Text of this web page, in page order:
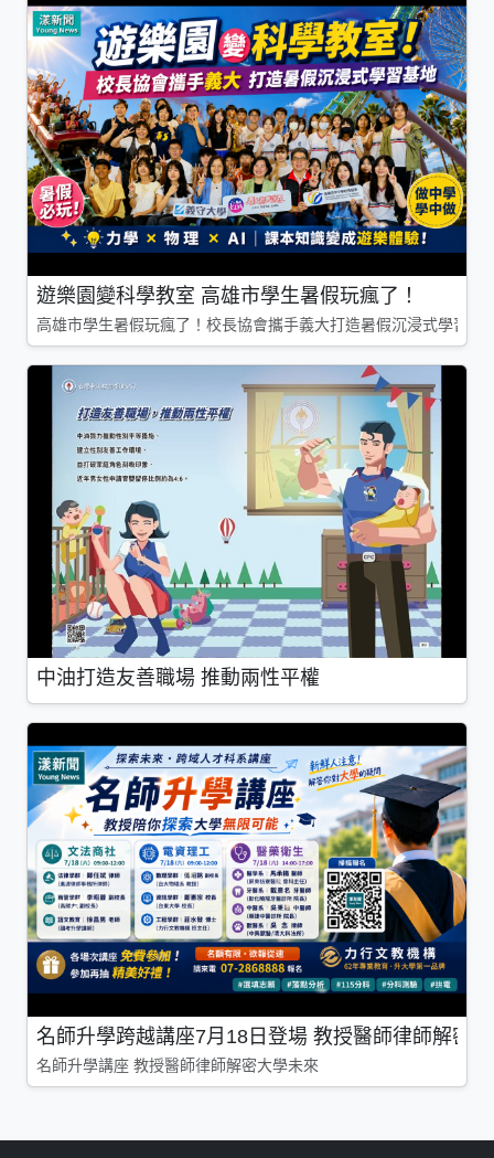
遊樂園變科學教室 高雄市學生暑假玩瘋了！
高雄市學生暑假玩瘋了！校長協會攜手義大打造暑假沉浸式學習基
中油打造友善職場 推動兩性平權
名師升學跨越講座7月18日登場 教授醫師律師解密
名師升學講座 教授醫師律師解密大學未來